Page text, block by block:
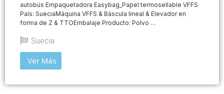
autobús Empaquetadora Easybag_Papel termosellable VFFS
País: SueciaMáquina VFFS & Báscula lineal & Elevador en
forma de Z & TTOEmbalaje Producto: Polvo …
Suecia
Ver Más